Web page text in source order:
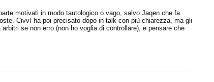
motivati in modo tautologico o vago, salvo Jaqen che fa
Civvì ha poi precisato dopo in talk con più chiarezza, ma gli
se non erro (non ho voglia di controllare), e pensare che